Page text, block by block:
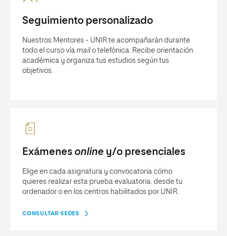
Seguimiento personalizado
Nuestros Mentores - UNIR te acompañarán durante
todo el curso vía mail o telefónica. Recibe orientación
académica y organiza tus estudios según tus
objetivos.
Exámenes online y/o presenciales
Elige en cada asignatura y convocatoria cómo
quieres realizar esta prueba evaluatoria: desde tu
ordenador o en los centros habilitados por UNIR.
CONSULTAR SEDES